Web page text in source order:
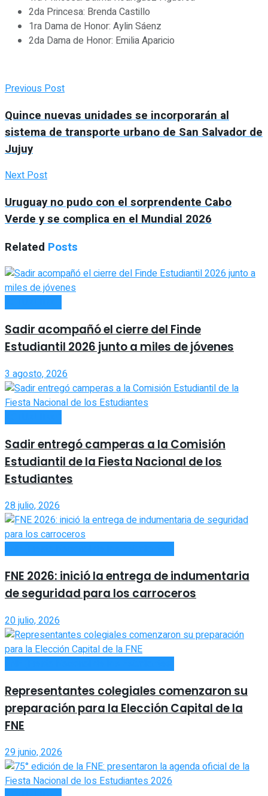
2da Princesa: Brenda Castillo
1ra Dama de Honor: Aylin Sáenz
2da Dama de Honor: Emilia Aparicio
Previous Post
Quince nuevas unidades se incorporarán al
sistema de transporte urbano de San Salvador de
Jujuy
Next Post
Uruguay no pudo con el sorprendente Cabo
Verde y se complica en el Mundial 2026
Related Posts
Sadir acompañó el cierre del Finde
Estudiantil 2026 junto a miles de jóvenes
3 agosto, 2026
Sadir entregó camperas a la Comisión
Estudiantil de la Fiesta Nacional de los
Estudiantes
28 julio, 2026
FNE 2026: inició la entrega de indumentaria
de seguridad para los carroceros
20 julio, 2026
Representantes colegiales comenzaron su
preparación para la Elección Capital de la
FNE
29 junio, 2026